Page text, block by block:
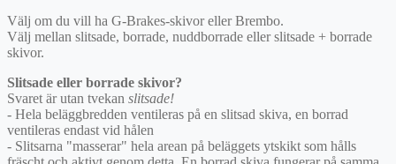
Välj om du vill ha G-Brakes-skivor eller Brembo.
Välj mellan slitsade, borrade, nuddborrade eller slitsade + borrade
skivor.
Slitsade eller borrade skivor?
Svaret är utan tvekan slitsade!
- Hela beläggbredden ventileras på en slitsad skiva, en borrad
ventileras endast vid hålen
- Slitsarna "masserar" hela arean på beläggets ytskikt som hålls